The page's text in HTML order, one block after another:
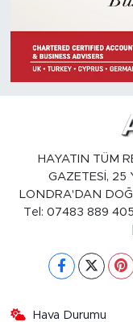
HAYATIN TÜM
GAZETESİ, 25
LONDRA'DAN
Tel: 07483 889
Hava Durumu